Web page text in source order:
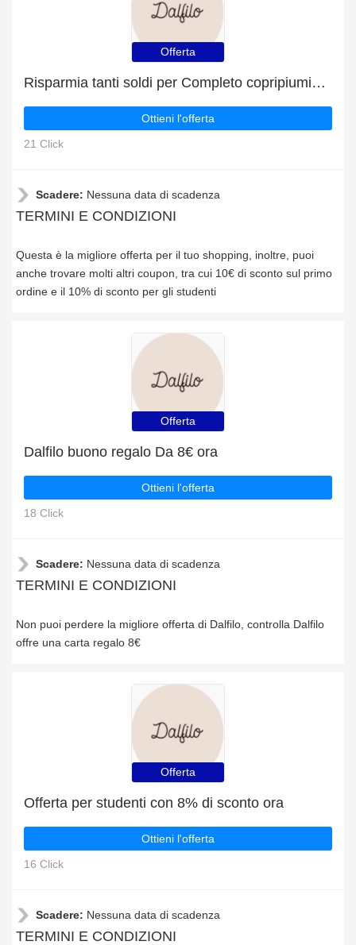
Offerta
Risparmia tanti soldi per Completo copripiumino in cotone con le offerte quotidiane
Ottieni l'offerta
21 Click
Scadere: Nessuna data di scadenza
TERMINI E CONDIZIONI
Questa è la migliore offerta per il tuo shopping, inoltre, puoi
anche trovare molti altri coupon, tra cui 10€ di sconto sul primo
ordine e il 10% di sconto per gli studenti
Offerta
Dalfilo buono regalo Da 8€ ora
Ottieni l'offerta
18 Click
Scadere: Nessuna data di scadenza
TERMINI E CONDIZIONI
Non puoi perdere la migliore offerta di Dalfilo, controlla Dalfilo
offre una carta regalo 8€
Offerta
Offerta per studenti con 8% di sconto ora
Ottieni l'offerta
16 Click
Scadere: Nessuna data di scadenza
TERMINI E CONDIZIONI